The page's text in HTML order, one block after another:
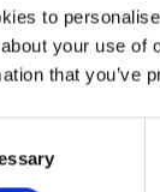
to
your use of
that you’ve
Ehdotus